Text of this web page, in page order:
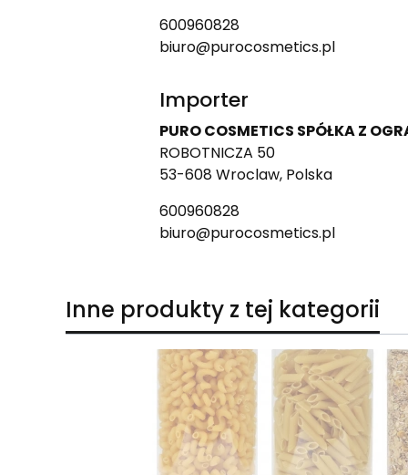
600960828
biuro@purocosmetics.pl
Importer
PURO COSMETICS SPÓŁKA Z
ROBOTNICZA 50
53-608 Wroclaw, Polska
600960828
biuro@purocosmetics.pl
Inne produkty z tej kategorii